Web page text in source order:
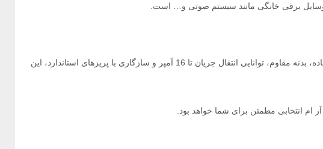
یک محصول کاربردی، ایمن و اقتصادی برای مصارف خانگی و اداری است. طراحی ساده، بدنه مقاوم، توانایی انتقال جریان تا 16 آمپر و سازگاری با پریزهای استاندارد، این
ام انتخابی مطمئن برای شما خواهد بود.